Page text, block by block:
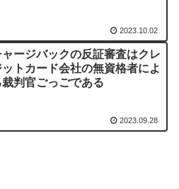
2023.10.02
ャージバックの反証審査はクレ
ットカード会社の無資格者によ
裁判官ごっごである
2023.09.28